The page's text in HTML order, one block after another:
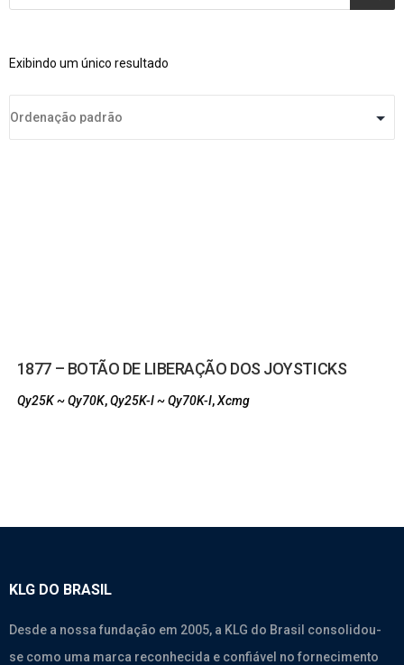
Zoomlion(84)
Exibindo um único resultado
1877 – BOTÃO DE LIBERAÇÃO DOS JOYSTICKS
Qy25K ~ Qy70K,Qy25K-I ~ Qy70K-I,Xcmg
KLG DO BRASIL
Desde a nossa fundação em 2005, a KLG do Brasil consolidou-
se como uma marca reconhecida e confiável no fornecimento